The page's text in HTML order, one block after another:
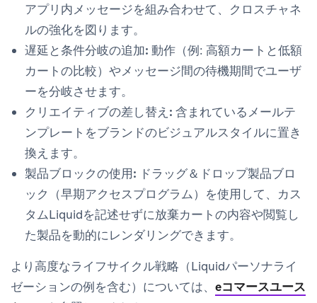
アプリ内メッセージを組み合わせて、クロスチャネ
ルの強化を図ります。
遅延と条件分岐の追加: 動作（例: 高額カートと低額
カートの比較）やメッセージ間の待機期間でユーザ
ーを分岐させます。
クリエイティブの差し替え: 含まれているメールテ
ンプレートをブランドのビジュアルスタイルに置き
換えます。
製品ブロックの使用: ドラッグ＆ドロップ製品ブロ
ック（早期アクセスプログラム）を使用して、カス
タムLiquidを記述せずに放棄カートの内容や閲覧し
た製品を動的にレンダリングできます。
より高度なライフサイクル戦略（Liquidパーソナライ
ゼーションの例を含む）については、 eコマースユース